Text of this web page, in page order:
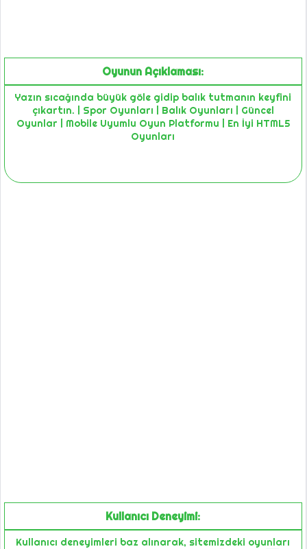
Oyunun Açıklaması:
Yazın sıcağında büyük göle gidip balık tutmanın keyfini
çıkartın. | Spor Oyunları | Balık Oyunları | Güncel
Oyunlar | Mobile Uyumlu Oyun Platformu | En İyi HTML5
Oyunları
Kullanıcı Deneyimi:
Kullanıcı deneyimleri baz alınarak, sitemizdeki oyunları